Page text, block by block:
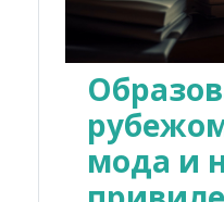
мода и